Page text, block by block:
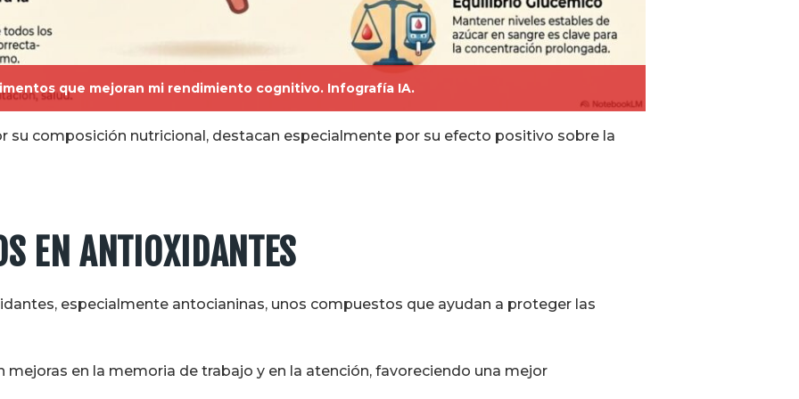
que mejoran mi rendimiento cognitivo. Infografía IA.
su composición nutricional, destacan especialmente por su efecto positivo sobre la
EN ANTIOXIDANTES
especialmente antocianinas, unos compuestos que ayudan a proteger las
mejoras en la memoria de trabajo y en la atención, favoreciendo una mejor